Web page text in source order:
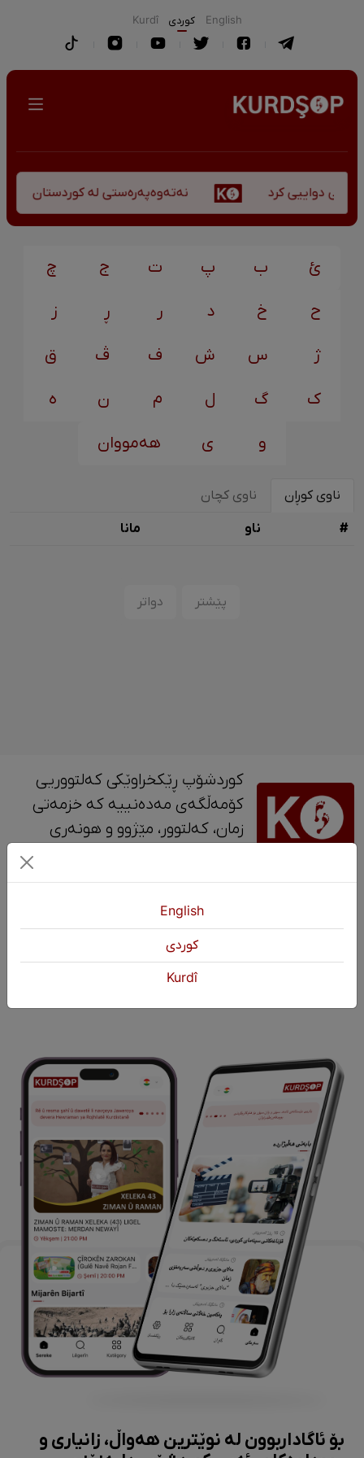
English كوردی Kurdî
دواییی کرد نەتەوەپەرەستی لە کوردستان -
ئ ب پ ت ج چ
ح خ د ر ڕ ز
ژ س ش ف ڤ ق
ک گ ل م ن ه
و ی هەمووان
ناوی کوڕان ناوی کچان
# ناو مانا
پێشتر دواتر
کوردشۆپ ڕێکخراوێکی کەلتووریی
کۆمەڵگەی مەدەنییە کە خزمەتی
زمان، کەلتوور، مێژوو و ‎هونەری
+964 751 430 3262
+964 751 460 9262
info@kurdshop.net
بۆ ئاگاداربوون لە نوێترین هەواڵ، زانیاری و
English
كوردی
Kurdî